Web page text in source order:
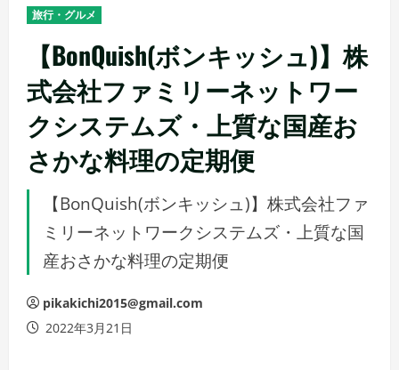
旅行・グルメ
【BonQuish(ボンキッシュ)】株
式会社ファミリーネットワー
クシステムズ・上質な国産お
さかな料理の定期便
【BonQuish(ボンキッシュ)】株式会社ファ
ミリーネットワークシステムズ・上質な国
産おさかな料理の定期便
pikakichi2015@gmail.com
2022年3月21日